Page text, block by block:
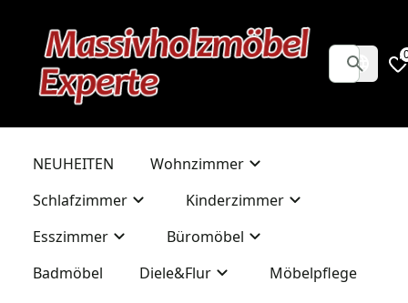
NEUHEITEN
Wohnzimmer
Schlafzimmer
Kinderzimmer
Esszimmer
Büromöbel
Badmöbel
Diele&Flur Möbelpflege